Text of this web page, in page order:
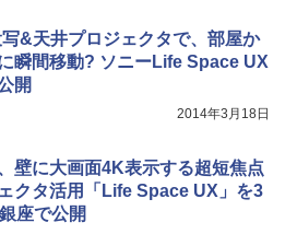
&天井プロジェクタで、部屋か
瞬間移動? ソニーLife Space UX
開
2014年3月18日
壁に大画面4K表示する超短焦点
クタ活用「Life Space UX」を3
座で公開